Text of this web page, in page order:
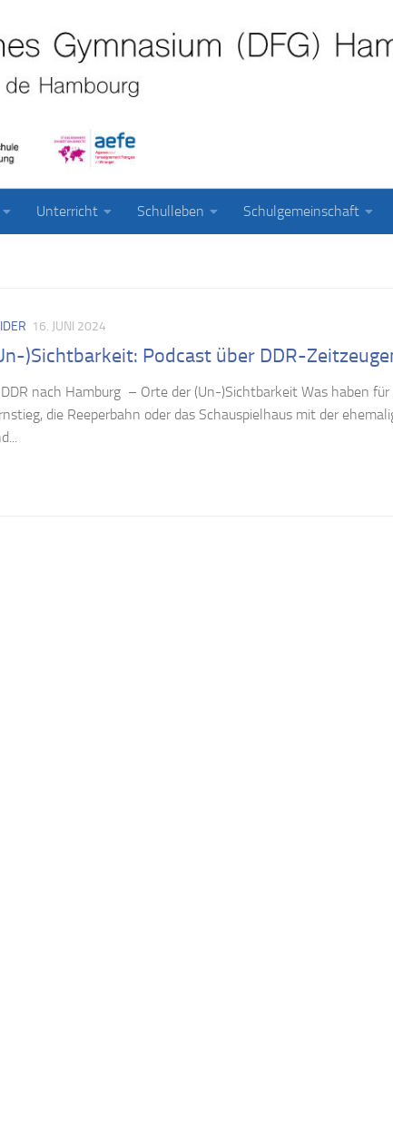
Unterricht Schulleben Schulgemeinschaft
16. JUNI 2024
)Sichtbarkeit: Podcast über DDR-
nach Hamburg – Orte der (Un-)Sichtbarkeit Was haben
die Reeperbahn oder das Schauspielhaus mit der